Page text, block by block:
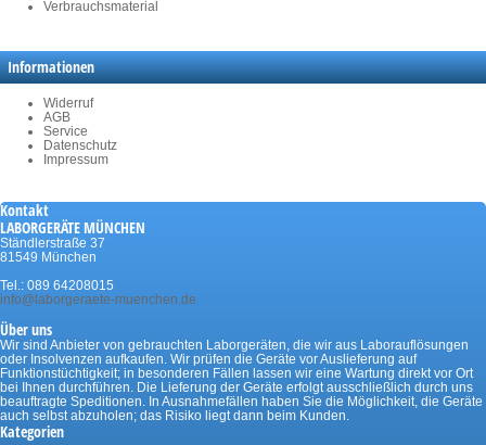
Verbrauchsmaterial
Informationen
Widerruf
AGB
Service
Datenschutz
Impressum
Kontakt
LABORGERÄTE MÜNCHEN
Ständlerstraße 37
81549 München
Tel.: 089 64208015
info@laborgeraete-muenchen.de
Über uns
Wir sind Anbieter von gebrauchten Laborgeräten, die wir aus Laborauflösungen
oder Insolvenzen aufkaufen. Wir prüfen die Geräte vor Auslieferung auf
Funktionstüchtigkeit; in besonderen Fällen lassen wir eine Wartung direkt vor Ort
bei Ihnen durchführen. Die Lieferung der Geräte erfolgt ausschließlich durch uns
beauftragte Speditionen. In Ausnahmefällen haben Sie die Möglichkeit, die Geräte
auch selbst abzuholen; das Risiko liegt dann beim Kunden.
Kategorien